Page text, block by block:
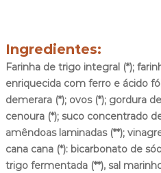
Ingredientes:
Farinha de trigo integral (*);
enriquecida com ferro e ácido
demerara (*); ovos (*); gordura
cenoura (*); suco concentrado
amêndoas laminadas (**);
cana cana (*): bicarbonato de
trigo fermentada (**), sal